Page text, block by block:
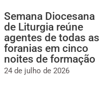
Semana Diocesana
de Liturgia reúne
agentes de todas as
foranias em cinco
noites de formação
24 de julho de 2026